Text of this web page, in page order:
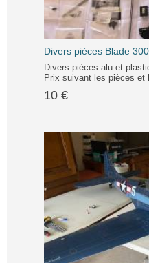
Divers pièces Blade
Divers pièces alu et
Prix suivant les pièces et
10 €